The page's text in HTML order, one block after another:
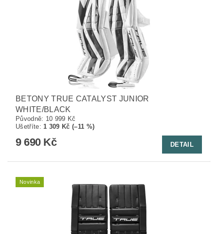
BETONY TRUE CATALYST JUNIOR
WHITE/BLACK
Původně: 10 999 Kč
Ušetříte: 1 309 Kč (–11 %)
9 690 Kč DETAIL
Novinka